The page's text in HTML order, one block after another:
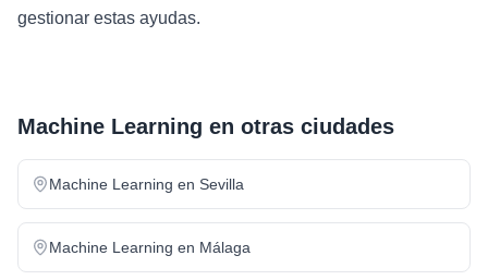
gestionar estas ayudas.
Machine Learning en otras ciudades
Machine Learning en Sevilla
Machine Learning en Málaga